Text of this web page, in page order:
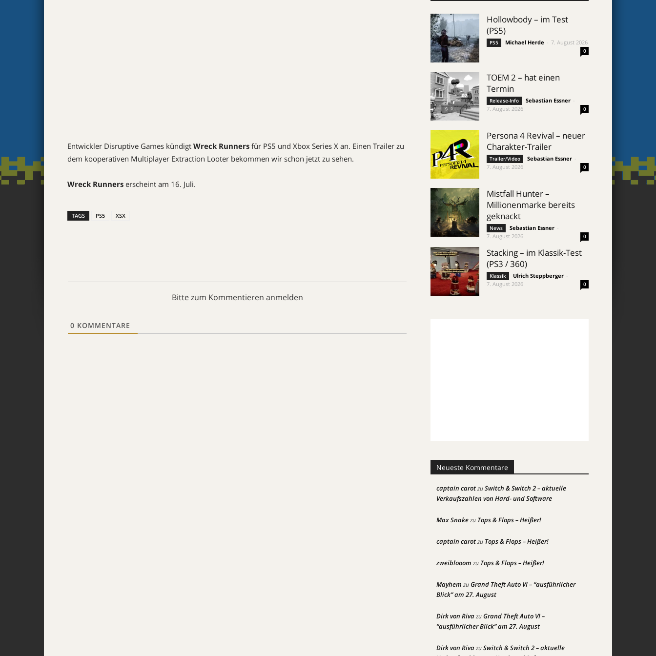
Entwickler Disruptive Games kündigt Wreck Runners für PS5 und Xbox Series X an. Einen Trailer zu
dem kooperativen Multiplayer Extraction Looter bekommen wir schon jetzt zu sehen.
Wreck Runners erscheint am 16. Juli.
TAGS PS5 XSX
Bitte zum Kommentieren anmelden
0 KOMMENTARE
Hollowbody – im Test
(PS5)
PS5 Michael Herde 7. August 2026
0
TOEM 2 – hat einen
Termin
Release-Info Sebastian Essner
7. August 2026
0
Persona 4 Revival – neuer
Charakter-Trailer
Trailer/Video Sebastian Essner
7. August 2026
0
Mistfall Hunter –
Millionenmarke bereits
geknackt
News Sebastian Essner
7. August 2026
0
Stacking – im Klassik-Test
(PS3 / 360)
Klassik Ulrich Steppberger
7. August 2026
0
Neueste Kommentare
captain carotzuSwitch & Switch 2 – aktuelle
Verkaufszahlen von Hard- und Software
Max Snakezu Tops & Flops – Heißer!
captain carotzu Tops & Flops – Heißer!
zweiblooom zu Tops & Flops – Heißer!
Mayhem zuGrand Theft Auto VI – “ausführlicher
Blick” am 27. August
Dirk von RivazuGrand Theft Auto VI –
“ausführlicher Blick” am 27. August
Dirk von RivazuSwitch & Switch 2 – aktuelle